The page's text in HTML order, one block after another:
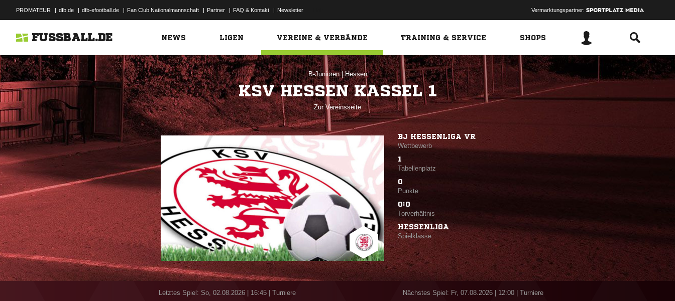
PROMATEUR | dfb.de | dfb-efootball.de | Fan Club Nationalmannschaft | Partner | FAQ & Kontakt | Newsletter Vermarktungspartner:
FUSSBALL.DE NEWS LIGEN VEREINE & VERBÄNDE TRAINING & SERVICE SHOPS
B-Junioren| Hessen
KSV HESSEN KASSEL 1
Zur Vereinsseite
BJ HESSENLIGA VR
Wettbewerb
1
Tabellenplatz
0
Punkte
0:0
Torverhältnis
HESSENLIGA
Spielklasse
Letztes Spiel: So, 02.08.2026| 16:45 | Turniere
Nächstes Spiel: Fr, 07.08.2026
12:00 | Turniere